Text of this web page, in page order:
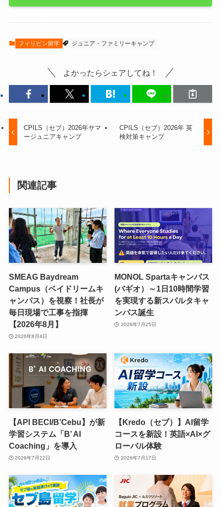
フィリピン留学 ジュニア・ファミリーキャンプ
よかったらシェアしてね！
CPILS（セブ）2026年サマ
ージュニアキャンプ
CPILS（セブ）2026年 英
検対策キャンプ
関連記事
SMEAG Baydream
Campus（ベイドリームキ
ャンパス）を視察！社長が
毎日現場で工事を指揮
【2026年8月】
2026年8月4日
MONOL Spartaキャンパス
(バギオ）～1日10時間学習
を実現する新スパルタキャ
ンパス誕生
2026年7月25日
【API BECI/B’Cebu】が新
学習システム「B’ AI
Coaching」を導入
2026年7月22日
【Kredo（セブ）】AI留学
コースを新設！英語×AI×グ
ローバル体験
2026年7月17日